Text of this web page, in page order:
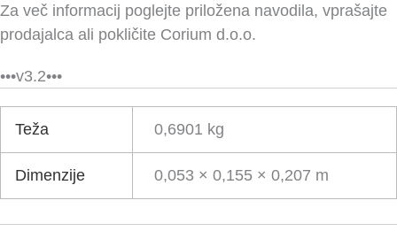
Za več informacij poglejte priložena navodila, vprašajte
prodajalca ali pokličite Corium d.o.o.
•••v3.2•••
Teža 0,6901 kg
Dimenzije 0,053 × 0,155 × 0,207 m